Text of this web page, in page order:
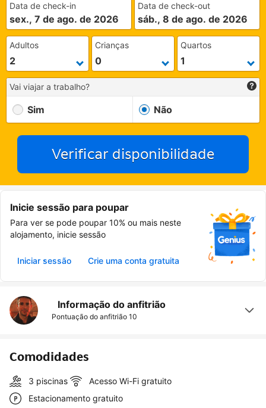
Data de check-in
sex., 7 de ago. de 2026
Data de check-out
sáb., 8 de ago. de 2026
Adultos Crianças Quartos
Vai viajar a trabalho?
Sim Não
Verificar disponibilidade
Inicie sessão para poupar
Para ver se pode poupar 10% ou mais neste
alojamento, inicie sessão
Iniciar sessão Crie uma conta gratuita
Informação do anfitrião
Pontuação do anfitrião 10
Comodidades
3 piscinas
Acesso Wi-Fi gratuito
Estacionamento gratuito